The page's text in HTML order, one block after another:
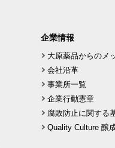
企業情報
大原薬品からのメ
会社沿革
事業所一覧
企業行動憲章
腐敗防止に関する
Quality Culture 醸